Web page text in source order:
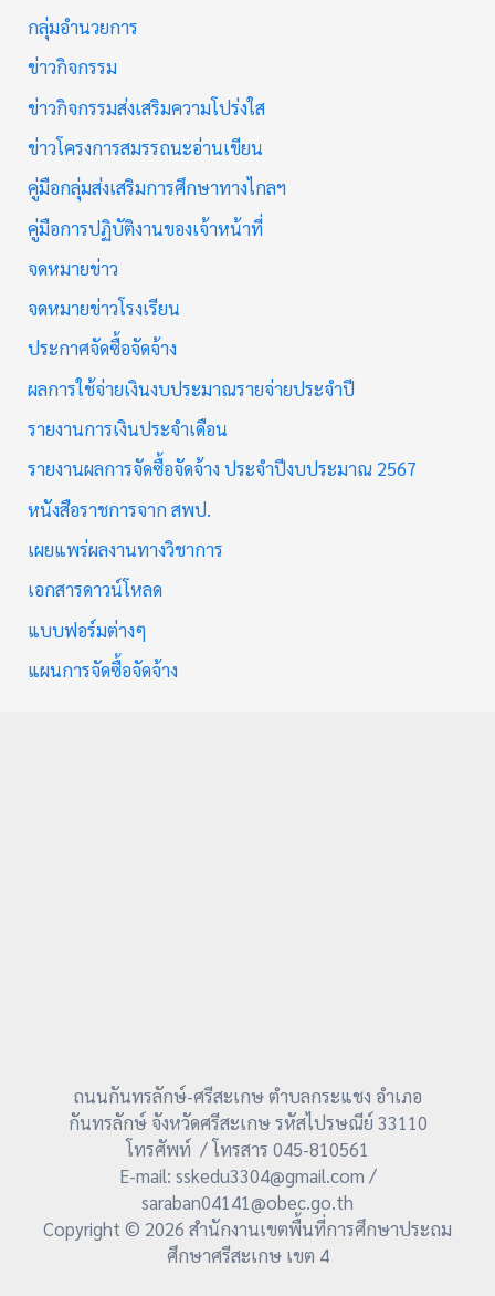
กลุ่มอำนวยการ
ข่าวกิจกรรม
ข่าวกิจกรรมส่งเสริมความโปร่งใส
ข่าวโครงการสมรรถนะอ่านเขียน
คู่มือกลุ่มส่งเสริมการศึกษาทางไกลฯ
คู่มือการปฏิบัติงานของเจ้าหน้าที่
จดหมายข่าว
จดหมายข่าวโรงเรียน
ประกาศจัดซื้อจัดจ้าง
ผลการใช้จ่ายเงินงบประมาณรายจ่ายประจำปี
รายงานการเงินประจำเดือน
รายงานผลการจัดซื้อจัดจ้าง ประจำปีงบประมาณ 2567
หนังสือราชการจาก สพป.
เผยแพร่ผลงานทางวิชาการ
เอกสารดาวน์โหลด
แบบฟอร์มต่างๆ
แผนการจัดซื้อจัดจ้าง
ถนนกันทรลักษ์-ศรีสะเกษ ตำบลกระแชง อำเภอ
กันทรลักษ์ จังหวัดศรีสะเกษ รหัสไปรษณีย์ 33110
โทรศัพท์ / โทรสาร 045-810561
E-mail: sskedu3304@gmail.com /
saraban04141@obec.go.th
Copyright © 2026 สำนักงานเขตพื้นที่การศึกษาประถม
ศึกษาศรีสะเกษ เขต 4